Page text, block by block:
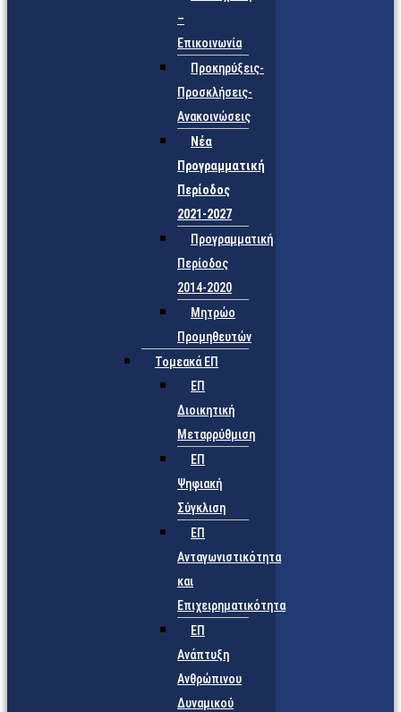
–
Επικοινωνία
Προκηρύξεις-
Προσκλήσεις-
Ανακοινώσεις
Νέα
Προγραμματική
Περίοδος
2021-2027
Προγραμματική
Περίοδος
2014-2020
Μητρώο
Προμηθευτών
Τομεακά ΕΠ
ΕΠ
Διοικητική
Μεταρρύθμιση
ΕΠ
Ψηφιακή
Σύγκλιση
ΕΠ
Ανταγωνιστικότητα
και
Επιχειρηματικότητα
ΕΠ
Ανάπτυξη
Ανθρώπινου
Δυναμικού